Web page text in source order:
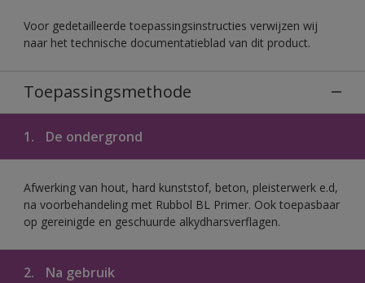
Voor gedetailleerde toepassingsinstructies verwijzen wij
naar het technische documentatieblad van dit product.
Toepassingsmethode
1. De ondergrond
Afwerking van hout, hard kunststof, beton, pleisterwerk e.d,
na voorbehandeling met Rubbol BL Primer. Ook toepasbaar
op gereinigde en geschuurde alkydharsverflagen.
2. Na gebruik